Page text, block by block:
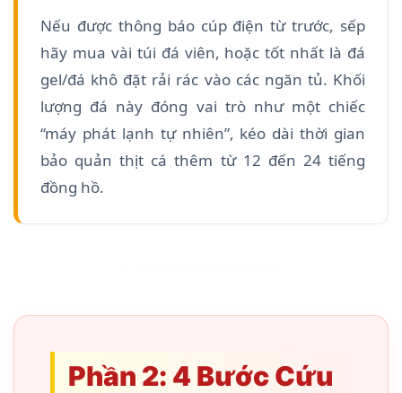
Nếu được thông báo cúp điện từ trước, sếp
hãy mua vài túi đá viên, hoặc tốt nhất là đá
gel/đá khô đặt rải rác vào các ngăn tủ. Khối
lượng đá này đóng vai trò như một chiếc
“máy phát lạnh tự nhiên”, kéo dài thời gian
bảo quản thịt cá thêm từ 12 đến 24 tiếng
đồng hồ.
Phần 2: 4 Bước Cứu